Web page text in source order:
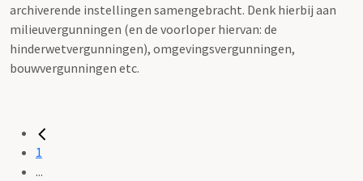
archiverende instellingen samengebracht. Denk hierbij aan
milieuvergunningen (en de voorloper hiervan: de
hinderwetvergunningen), omgevingsvergunningen,
bouwvergunningen etc.
1
...